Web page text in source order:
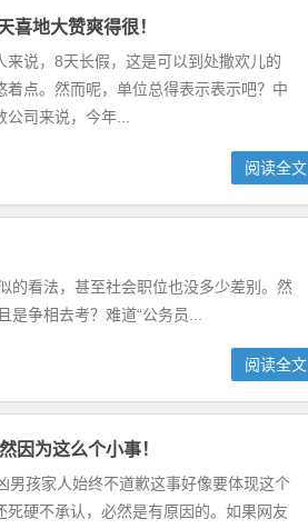
喜地大赞爽得很！
说，8天长假，这是可以到处撒欢儿的
点。然而呢，单位总得表示表示吧？中
司来说，今年...
阅读全文
的看法，甚至社会职位也没多少差别。然
争相去考？难道“公务员...
阅读全文
因为这么个小事！
男孩家人始终不道歉这事好像要体现这个
硬不承认，必然是有原因的。如果网友